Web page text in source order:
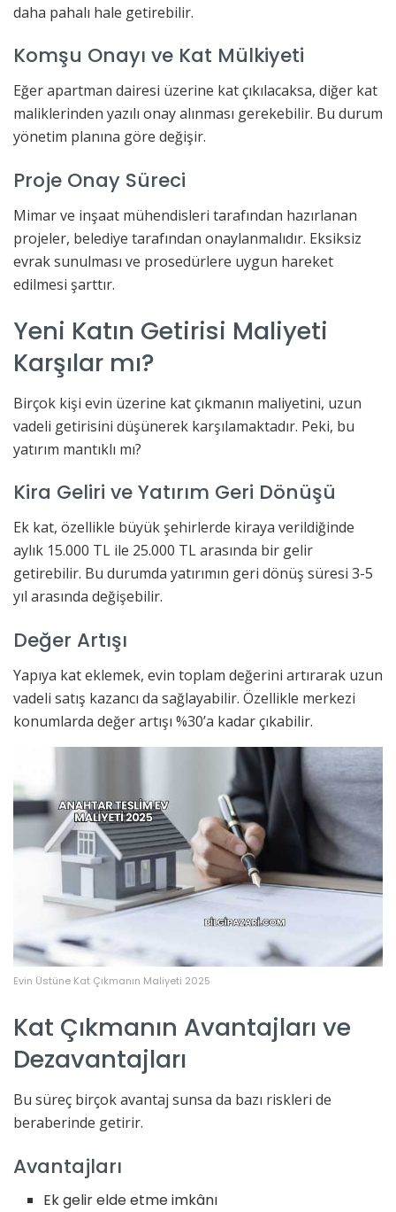
daha pahalı hale getirebilir.
Komşu Onayı ve Kat Mülkiyeti
Eğer apartman dairesi üzerine kat çıkılacaksa, diğer kat
maliklerinden yazılı onay alınması gerekebilir. Bu durum
yönetim planına göre değişir.
Proje Onay Süreci
Mimar ve inşaat mühendisleri tarafından hazırlanan
projeler, belediye tarafından onaylanmalıdır. Eksiksiz
evrak sunulması ve prosedürlere uygun hareket
edilmesi şarttır.
Yeni Katın Getirisi Maliyeti
Karşılar mı?
Birçok kişi evin üzerine kat çıkmanın maliyetini, uzun
vadeli getirisini düşünerek karşılamaktadır. Peki, bu
yatırım mantıklı mı?
Kira Geliri ve Yatırım Geri Dönüşü
Ek kat, özellikle büyük şehirlerde kiraya verildiğinde
aylık 15.000 TL ile 25.000 TL arasında bir gelir
getirebilir. Bu durumda yatırımın geri dönüş süresi 3-5
yıl arasında değişebilir.
Değer Artışı
Yapıya kat eklemek, evin toplam değerini artırarak uzun
vadeli satış kazancı da sağlayabilir. Özellikle merkezi
konumlarda değer artışı %30’a kadar çıkabilir.
Evin Üstüne Kat Çıkmanın Maliyeti 2025
Kat Çıkmanın Avantajları ve
Dezavantajları
Bu süreç birçok avantaj sunsa da bazı riskleri de
beraberinde getirir.
Avantajları
Ek gelir elde etme imkânı